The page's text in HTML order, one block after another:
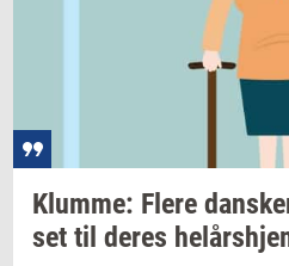
Klum­me: Flere
set til deres